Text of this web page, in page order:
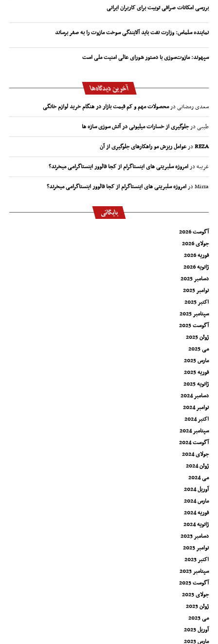
بررسی امکانات صرافی توبیت برای کاربران ایرانی
نماینده سلماس: وزارت نفت باید آلایندگی سوخت مازوت را به صفر برساند
سپهوند:‌ مازوت‌سوزی با دستور شورای عالی امنیت ملی است
آخرین دیدگاه‌ها
سعدی رمضانیدرمحصولات مهم و کم قیمت بازار در هنگام خرید لوازم خانگی
طیبیدرجلوگیری از خسارات میلیونی در آتش سوزی سازه ها
REZAدرعوامل ریزش مو راهکارهای جلوگیری از آن
غریبهدرامروزه سلبریتی های اینستاگرام از کجا فالوور اینستاگرامی میخرند؟
Mirzaدرامروزه سلبریتی های اینستاگرام از کجا فالوور اینستاگرامی میخرند؟
بایگانی
آگوست 2026
جولای 2026
فوریه 2026
ژانویه 2026
دسامبر 2025
نوامبر 2025
اکتبر 2025
سپتامبر 2025
آگوست 2025
ژوئن 2025
می 2025
مارس 2025
فوریه 2025
ژانویه 2025
دسامبر 2024
نوامبر 2024
اکتبر 2024
سپتامبر 2024
آگوست 2024
جولای 2024
ژوئن 2024
می 2024
آوریل 2024
مارس 2024
فوریه 2024
ژانویه 2024
دسامبر 2023
نوامبر 2023
اکتبر 2023
سپتامبر 2023
آگوست 2023
جولای 2023
ژوئن 2023
می 2023
آوریل 2023
مارس 2023